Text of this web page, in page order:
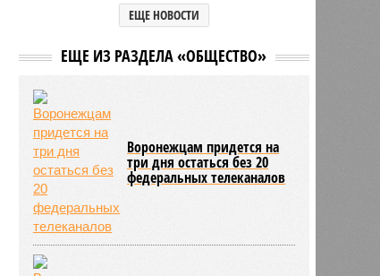
«Молгород» до двух недель
стран прошли атомную практику в
30/07
объяснил воронежцам
происхождение громких звуков во
время грозы
30/07
6 тысяч жительниц региона
воспользовались родовыми
сертификатами
30/07
Воронежский Росреестр нашёл
почти 5 тысяч гектаров бесхозной
ЕЩЕ НОВОСТИ
ЕЩЕ ИЗ РАЗДЕЛА «ОБЩЕСТВО»
Воронежцам придется на
три дня остаться без 20
федеральных телеканалов